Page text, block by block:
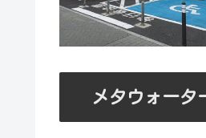
メタウォータ